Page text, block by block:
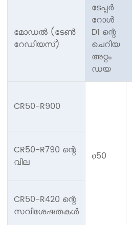
മോഡൽ (ടേൺ
റേഡിയസ്)
ടേപ്പർ
റോൾ
D1 ന്റെ
ചെറിയ
അറ്റം
ഡയ
CR50-R900
φ50
CR50-R790 ന്റെ
വില
CR50-R420 ന്റെ
സവിശേഷതകൾ